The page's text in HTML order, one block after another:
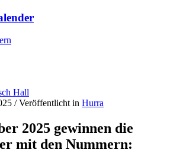
Hall
/Veröffentlicht in Hurra
2025 gewinnen die
mit den Nummern: